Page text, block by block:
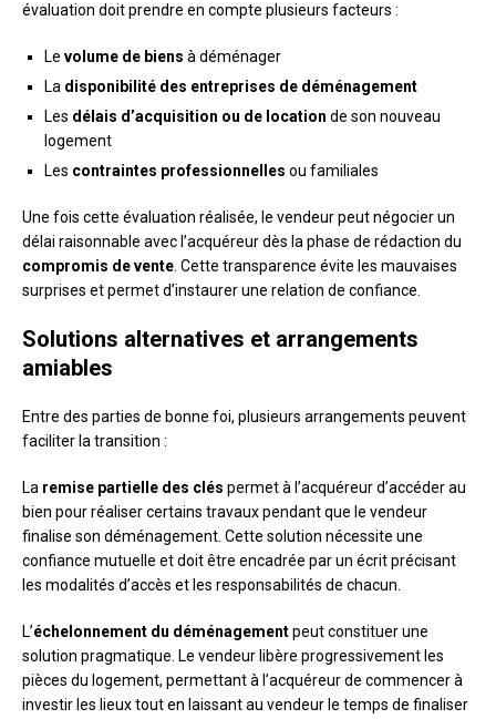
évaluation doit prendre en compte plusieurs facteurs :
Le volume de biens à déménager
La disponibilité des entreprises de déménagement
Les délais d’acquisition ou de location de son nouveau
logement
Les contraintes professionnelles ou familiales
Une fois cette évaluation réalisée, le vendeur peut négocier un
délai raisonnable avec l’acquéreur dès la phase de rédaction du
compromis de vente . Cette transparence évite les mauvaises
surprises et permet d’instaurer une relation de confiance.
Solutions alternatives et arrangements
amiables
Entre des parties de bonne foi, plusieurs arrangements peuvent
faciliter la transition :
La remise partielle des clés permet à l’acquéreur d’accéder au
bien pour réaliser certains travaux pendant que le vendeur
finalise son déménagement. Cette solution nécessite une
confiance mutuelle et doit être encadrée par un écrit précisant
les modalités d’accès et les responsabilités de chacun.
L’échelonnement du déménagementpeut constituer une
solution pragmatique. Le vendeur libère progressivement les
pièces du logement, permettant à l’acquéreur de commencer à
investir les lieux tout en laissant au vendeur le temps de finaliser